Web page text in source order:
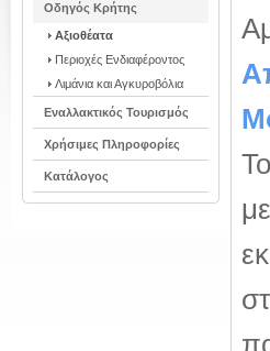
Οδηγός Κρήτης
Αξιοθέατα
Περιοχές Ενδιαφέροντος
Λιμάνια και Αγκυροβόλια
Εναλλακτικός Τουρισμός
Χρήσιμες Πληροφορίες
Κατάλογος